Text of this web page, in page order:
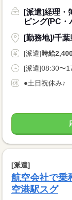
[派遣]経理・
ピング(PC
[勤務地]/千
[派遣]時給
[派遣]08:30〜
●土日祝休み♪
[派遣]
航空会社で乗
空港駅スグ